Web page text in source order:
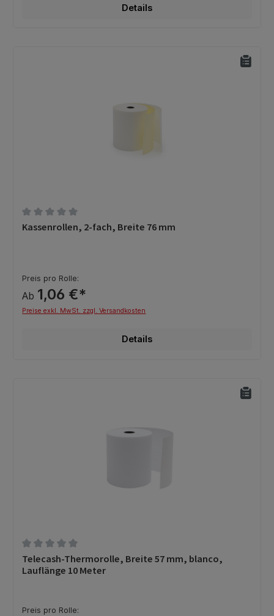
Details
Durchschnittliche Bewertung von 0 von 5 Sternen
Kassenrollen, 2-fach, Breite 76 mm
Preis pro Rolle:
Ab 1,06 €*
Preise exkl. MwSt. zzgl. Versandkosten
Details
Durchschnittliche Bewertung von 0 von 5 Sternen
Telecash-Thermorolle, Breite 57 mm, blanco,
Lauflänge 10 Meter
Preis pro Rolle: